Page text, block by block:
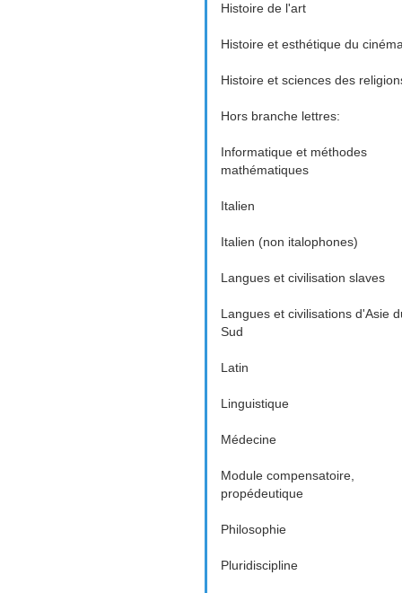
Histoire de l'art
Histoire et esthétique du
Histoire et sciences des
Hors branche lettres:
Informatique et méthodes
mathématiques
Italien
Italien (non italophones)
Langues et civilisation slaves
Langues et civilisations d'Asie
Sud
Latin
Linguistique
Médecine
Module compensatoire,
propédeutique
Philosophie
Pluridiscipline